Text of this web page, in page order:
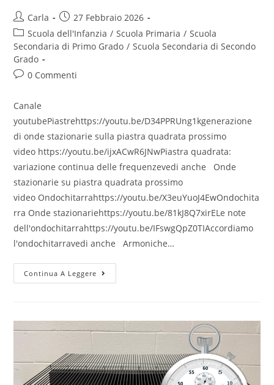
Post
author:
Carla
Post
published:
27 Febbraio 2026
Post
category:
Scuola dell'Infanzia / Scuola Primaria / Scuola
Secondaria di Primo Grado / Scuola Secondaria di Secondo
Grado
Post0 Commenti
Canale
youtubePiastrehttps://youtu.be/D34PPRUng1kgenerazione
di onde stazionarie sulla piastra quadrata prossimo
video https://youtu.be/ijxACwR6JNwPiastra quadrata:
variazione continua delle frequenzevedi anche Onde
stazionarie su piastra quadrata prossimo
video Ondochitarrahttps://youtu.be/X3euYuoJ4EwOndochita
rra Onde stazionariehttps://youtu.be/81kJ8Q7xirELe note
dell'ondochitarrahttps://youtu.be/IFswgQpZ0TIAccordiamo
l'ondochitarravedi anche Armoniche…
Continua A Leggere
youtube